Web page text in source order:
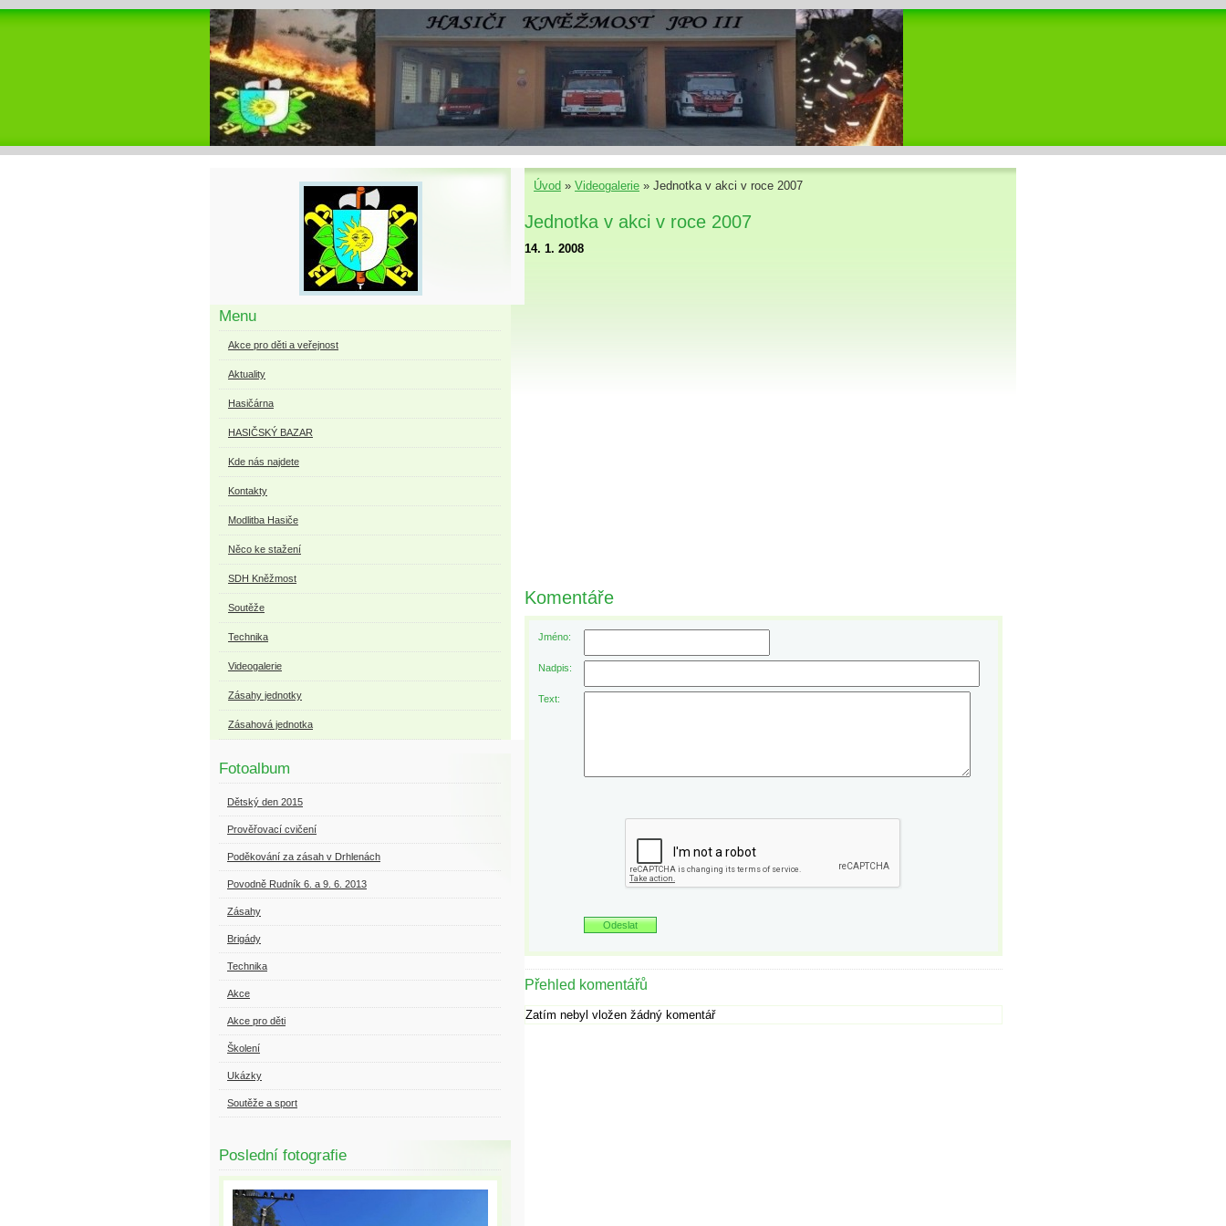
Úvod » Videogalerie » Jednotka v akci v roce 2007
Jednotka v akci v roce 2007
14. 1. 2008
Komentáře
Jméno:
Nadpis:
Text:
Přehled komentářů
Zatím nebyl vložen žádný komentář
Menu
Akce pro děti a veřejnost
Aktuality
Hasičárna
HASIČSKÝ BAZAR
Kde nás najdete
Kontakty
Modlitba Hasiče
Něco ke stažení
SDH Kněžmost
Soutěže
Technika
Videogalerie
Zásahy jednotky
Zásahová jednotka
Fotoalbum
Dětský den 2015
Prověřovací cvičení
Poděkování za zásah v Drhlenách
Povodně Rudník 6. a 9. 6. 2013
Zásahy
Brigády
Technika
Akce
Akce pro děti
Školení
Ukázky
Soutěže a sport
Poslední fotografie